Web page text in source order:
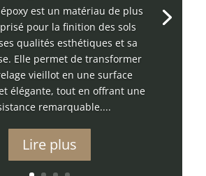
est un matériau de plus
pour la finition des sols
qualités esthétiques et sa
Elle permet de transformer
vieillot en une surface
élégante, tout en offrant une
remarquable....
Lire plus